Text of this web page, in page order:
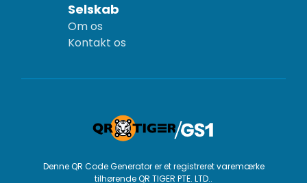
Selskab
Om os
Kontakt os
Denne QR Code Generator er et registreret varemærke
tilhørende QR TIGER PTE. LTD..